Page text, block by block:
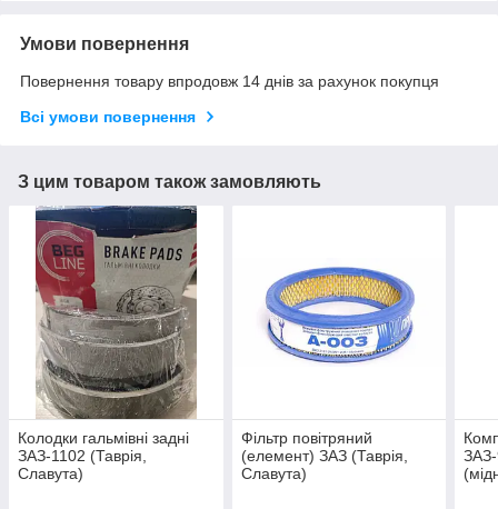
Умови повернення
Повернення товару впродовж 14 днів за рахунок покупця
Всі умови повернення
З цим товаром також замовляють
Колодки гальмівні задні
ЗАЗ-1102 (Таврія,
Славута)
Фільтр повітряний
(елемент) ЗАЗ (Таврія,
Славута)